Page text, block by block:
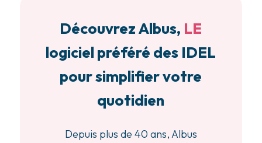
Découvrez Albus, LE
logiciel préféré des IDEL
pour simplifier votre
quotidien
Depuis plus de 40 ans, Albus